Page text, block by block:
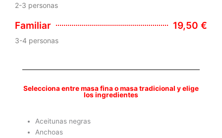
2-3 personas
Familiar 19,50 €
3-4 personas
Selecciona entre masa fina o masa tradicional y elige
los ingredientes
Aceitunas negras
Anchoas